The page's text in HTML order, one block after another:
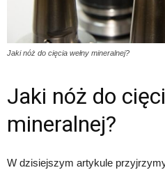
Jaki nóż do cięcia wełny mineralnej?
Jaki nóż do
mineralnej?
W dzisiejszym artykule